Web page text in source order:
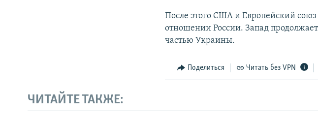
После этого США и Европейский
отношении России. Запад
частью Украины.
Поделиться Читать без VPN
ЧИТАЙТЕ ТАКЖЕ: